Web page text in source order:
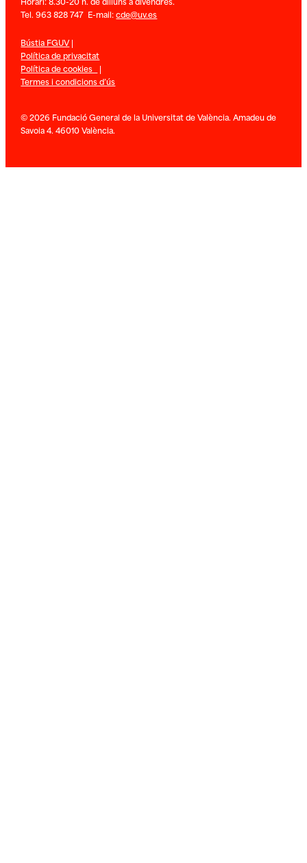
Tel. 963 828 747 E-mail:cde@uv.es
Bústia FGUV|
Política de privacitat
Política de cookies |
Termes i condicions d’ús
© 2026 Fundació General de la Universitat de València. Amadeu de
Savoia 4. 46010 València.